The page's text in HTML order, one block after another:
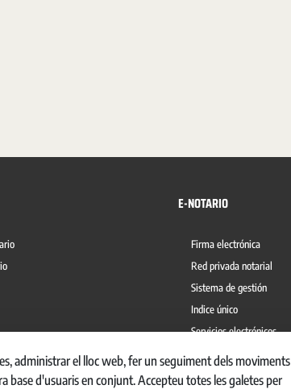
blanqueo de capitales
E-NOTARIO
Firma electrónica
Red privada notarial
Sistema de gestión
Indice único
Servicios electrónicos
administrar el lloc web, fer un seguiment dels moviments
base d'usuaris en conjunt. Accepteu totes les galetes per